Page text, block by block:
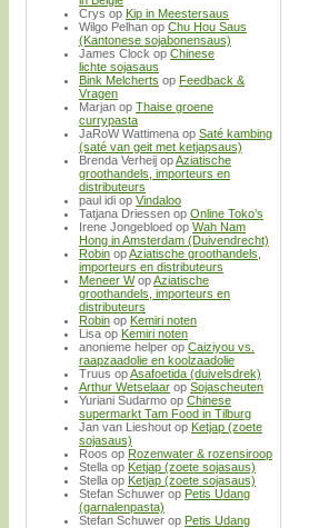
Crys op Kip in Meestersaus
Wilgo Pelhan op Chu Hou Saus
(Kantonese sojabonensaus)
James Clock op Chinese
lichte sojasaus
Bink Melcherts op Feedback &
Vragen
Marjan op Thaise groene
currypasta
JaRoW Wattimena op Saté kambing
(saté van geit met ketjapsaus)
Brenda Verheij opAziatische
groothandels, importeurs en
distributeurs
paul idi op Vindaloo
Tatjana Driessen op Online Toko’s
Irene Jongebloed op Wah Nam
Hong in Amsterdam (Duivendrecht)
Robin opAziatische groothandels,
importeurs en distributeurs
Meneer WopAziatische
groothandels, importeurs en
distributeurs
Robin op Kemiri noten
Lisa op Kemiri noten
anonieme helper op Caiziyou vs.
raapzaadolie en koolzaadolie
Truus opAsafoetida (duivelsdrek)
Arthur Wetselaar op Sojascheuten
Yuriani Sudarmo op Chinese
supermarkt Tam Food in Tilburg
Jan van Lieshout op Ketjap (zoete
sojasaus)
Roos op Rozenwater & rozensiroop
Stella op Ketjap (zoete sojasaus)
Stella op Ketjap (zoete sojasaus)
Stefan Schuwer op Petis Udang
(garnalenpasta)
Stefan Schuwer op Petis Udang